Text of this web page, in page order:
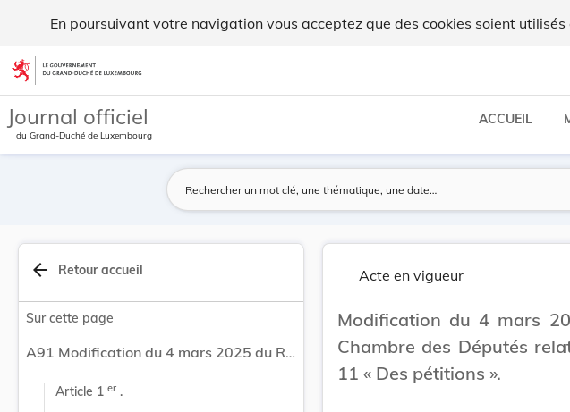
En poursuivant votre navigation vous acceptez que des cookies soient
Aller au contenu
Journal officiel
du Grand-Duché de Luxembourg
ACCUEIL
arrow_back Retour accueil
Sur cette page
A91 Modification du 4 mars 2025 du Règlement de la Chambre des Députés relative au Titre V, Chapitre 11 « Des pétitions ».
Article 1 er .
Acte en vigueur
Modification du 4 mars
Chambre des Députés
11 « Des pétitions ».